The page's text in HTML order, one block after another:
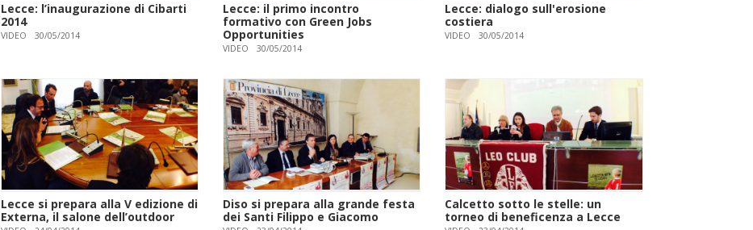
Lecce: l’inaugurazione di Cibarti
2014
VIDEO 30/05/2014
Lecce: il primo incontro
formativo con Green Jobs
Opportunities
VIDEO 30/05/2014
Lecce: dialogo sull'erosione
costiera
VIDEO 30/05/2014
Lecce si prepara alla V edizione di
Externa, il salone dell’outdoor
Diso si prepara alla grande festa
dei Santi Filippo e Giacomo
Calcetto sotto le stelle: un
torneo di beneficenza a Lecce